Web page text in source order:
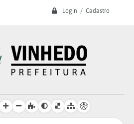
Login / Cadastro